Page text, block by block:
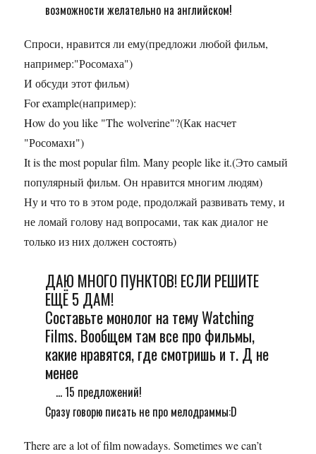
возможности желательно на английском!
Спроси, нравится ли ему(предложи любой фильм,
например:"Росомаха")
И обсуди этот фильм)
For example(например):
How do you like "The wolverine"?(Как насчет
"Росомахи")
It is the most popular film. Many people like it.(Это самый
популярный фильм. Он нравится многим людям)
Ну и что то в этом роде, продолжай развивать тему, и
не ломай голову над вопросами, так как диалог не
только из них должен состоять)
ДАЮ МНОГО ПУНКТОВ! ЕСЛИ РЕШИТЕ
ЕЩЁ 5 ДАМ!
Составьте монолог на тему Watching
Films. Вообщем там все про фильмы,
какие нравятся, где смотришь и т. Д не
менее
... 15 предложений!
Сразу говорю писать не про мелодраммы:D
There are a lot of film nowadays. Sometimes we can’t